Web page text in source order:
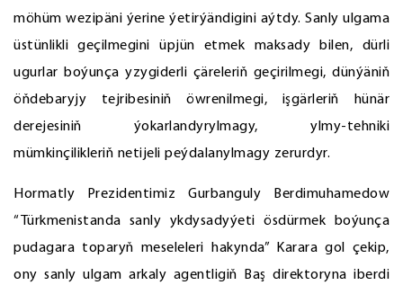
möhüm wezipäni ýerine ýetirýändigini aýtdy. Sanly ulgama
üstünlikli geçilmegini üpjün etmek maksady bilen, dürli
ugurlar boýunça yzygiderli çäreleriň geçirilmegi, dünýäniň
öňdebaryjy tejribesiniň öwrenilmegi, işgärleriň hünär
derejesiniň ýokarlandyrylmagy, ylmy-tehniki
mümkinçilikleriň netijeli peýdalanylmagy zerurdyr.
Hormatly Prezidentimiz Gurbanguly Berdimuhamedow
“Türkmenistanda sanly ykdysadyýeti ösdürmek boýunça
pudagara toparyň meseleleri hakynda” Karara gol çekip,
ony sanly ulgam arkaly agentligiň Baş direktoryna iberdi